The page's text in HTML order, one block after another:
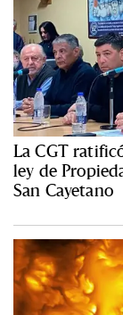
La CGT
ley de
San Cayetano